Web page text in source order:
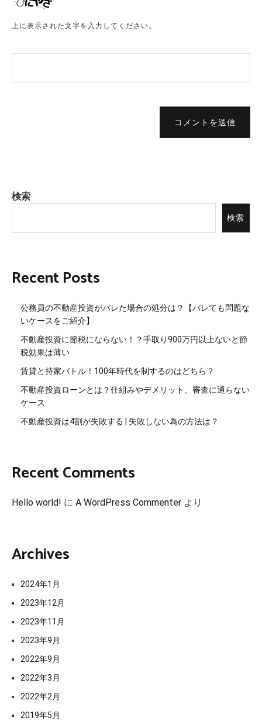
上に表示された文字を入力してください。
コメントを送信
検索
検索
Recent Posts
公務員の不動産投資がバレた場合の処分は？【バレても問題な
いケースをご紹介】
不動産投資に節税にならない！？手取り900万円以上ないと節
税効果は薄い
賃貸と持家バトル！100年時代を制するのはどちら？
不動産投資ローンとは？仕組みやデメリット、審査に通らない
ケース
不動産投資は4割が失敗する | 失敗しない為の方法は？
Recent Comments
Hello world! に A WordPress Commenter より
Archives
2024年1月
2023年12月
2023年11月
2023年9月
2022年9月
2022年3月
2022年2月
2019年5月